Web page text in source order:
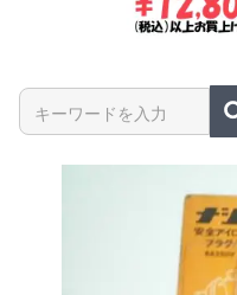
商品名やキーワードを入